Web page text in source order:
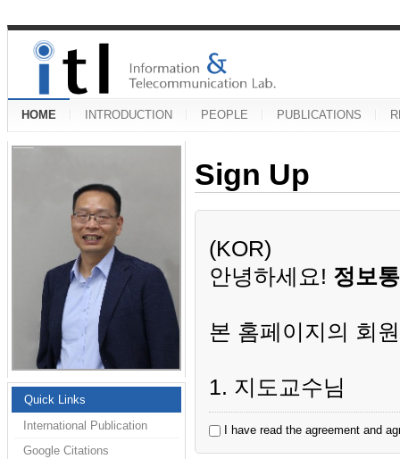
HOME INTRODUCTION PEOPLE PUBLICATIONS
Quick Links
International Publication
Google Citations
Sign Up
(KOR)
안녕하세요! 정보
본 홈페이지의 회
1. 지도교수님
2. 정보통신연구실
3. 홍대식 교수님
I have read the agreement and